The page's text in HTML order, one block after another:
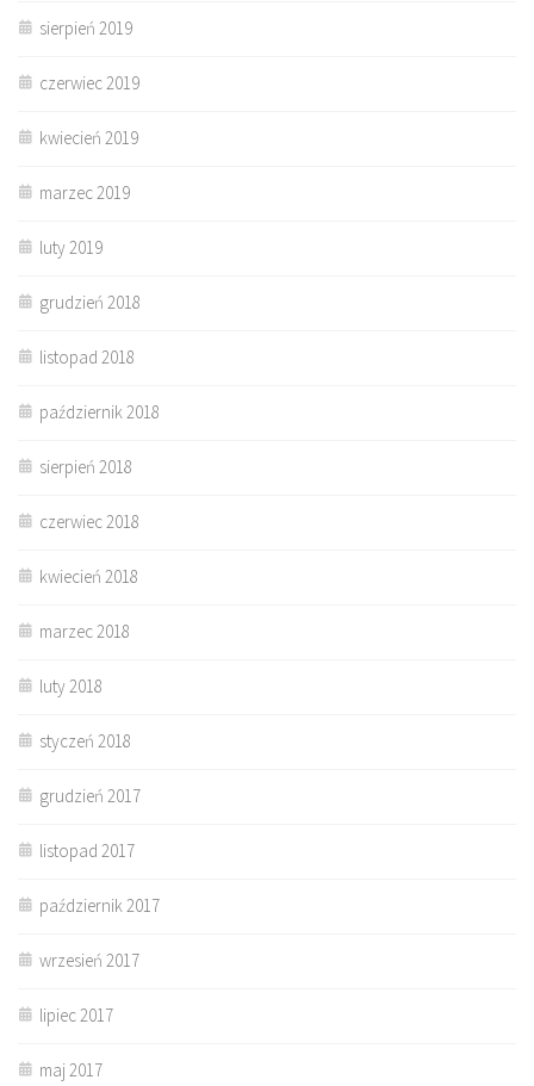
sierpień 2019
czerwiec 2019
kwiecień 2019
marzec 2019
luty 2019
grudzień 2018
listopad 2018
październik 2018
sierpień 2018
czerwiec 2018
kwiecień 2018
marzec 2018
luty 2018
styczeń 2018
grudzień 2017
listopad 2017
październik 2017
wrzesień 2017
lipiec 2017
maj 2017